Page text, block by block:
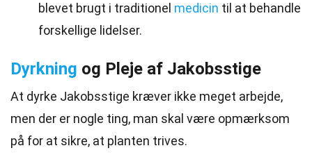
blevet brugt i traditionel medicin til at behandle
forskellige lidelser.
Dyrkning og Pleje af Jakobsstige
At dyrke Jakobsstige kræver ikke meget arbejde,
men der er nogle ting, man skal være opmærksom
på for at sikre, at planten trives.